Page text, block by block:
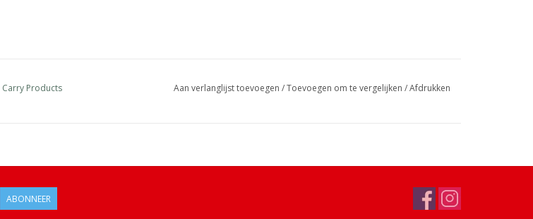
Carry Products Aan verlanglijst toevoegen /Toevoegen om te vergelijken /Afdrukken
ABONNEER